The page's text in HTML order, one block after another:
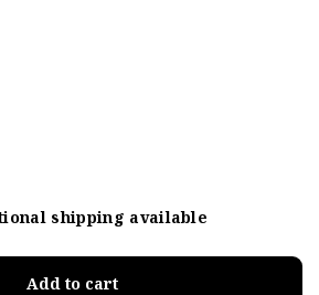
shipping available
Add to cart